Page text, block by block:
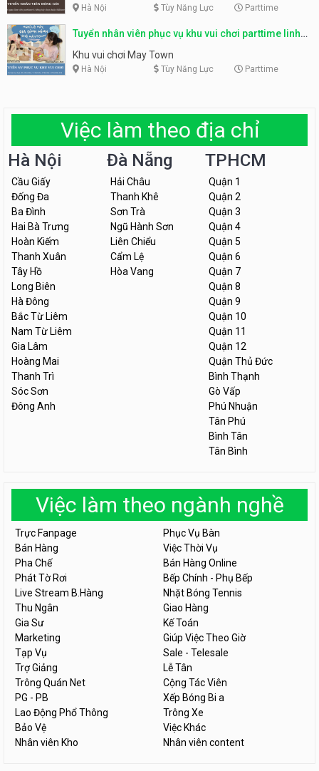
Hà Nội Tùy Năng Lực Parttime
Tuyển nhân viên phục vụ khu vui chơi parttime linh
động
Khu vui chơi May Town
Hà Nội Tùy Năng Lực Parttime
Việc làm theo địa chỉ
Hà Nội
Cầu Giấy
Đống Đa
Ba Đình
Hai Bà Trưng
Hoàn Kiếm
Thanh Xuân
Tây Hồ
Long Biên
Hà Đông
Bắc Từ Liêm
Nam Từ Liêm
Gia Lâm
Hoàng Mai
Thanh Trì
Sóc Sơn
Đông Anh
Đà Nẵng
Hải Châu
Thanh Khê
Sơn Trà
Ngũ Hành Sơn
Liên Chiểu
Cẩm Lệ
Hòa Vang
TPHCM
Quận 1
Quận 2
Quận 3
Quận 4
Quận 5
Quận 6
Quận 7
Quận 8
Quận 9
Quận 10
Quận 11
Quận 12
Quận Thủ Đức
Bình Thạnh
Gò Vấp
Phú Nhuận
Tân Phú
Bình Tân
Tân Bình
Việc làm theo ngành nghề
Trực Fanpage
Phục Vụ Bàn
Bán Hàng
Việc Thời Vụ
Pha Chế
Bán Hàng Online
Phát Tờ Rơi
Bếp Chính - Phụ Bếp
Live Stream B.Hàng
Nhặt Bóng Tennis
Thu Ngân
Giao Hàng
Gia Sư
Kế Toán
Marketing
Giúp Việc Theo Giờ
Tạp Vụ
Sale - Telesale
Trợ Giảng
Lễ Tân
Trông Quán Net
Cộng Tác Viên
PG - PB
Xếp Bóng Bi a
Lao Động Phổ Thông
Trông Xe
Bảo Vệ
Việc Khác
Nhân viên Kho
Nhân viên content